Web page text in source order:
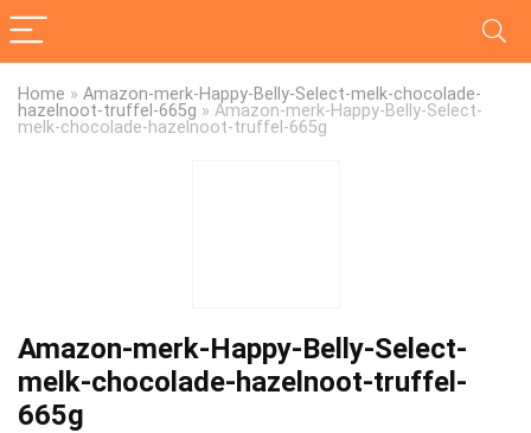
Home » Amazon-merk-Happy-Belly-Select-melk-chocolade-
hazelnoot-truffel-665g » Amazon-merk-Happy-Belly-Select-
melk-chocolade-hazelnoot-truffel-665g
Amazon-merk-Happy-Belly-Select-
melk-chocolade-hazelnoot-truffel-
665g